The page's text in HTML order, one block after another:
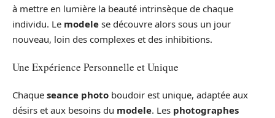
à mettre en lumière la beauté intrinsèque de chaque
individu. Le modele se découvre alors sous un jour
nouveau, loin des complexes et des inhibitions.
Une Expérience Personnelle et Unique
Chaque seance photo boudoir est unique, adaptée aux
désirs et aux besoins du modele. Les photographes